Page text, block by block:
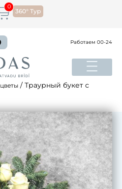
360° Тур
0
Работаем 00-24
/ Траурный букет с